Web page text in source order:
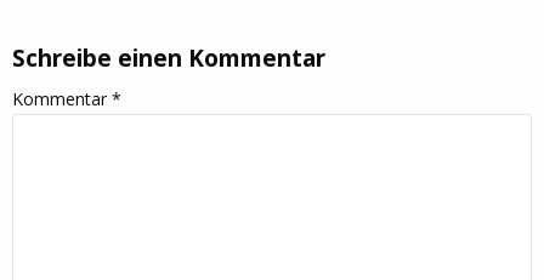
Schreibe einen Kommentar
Kommentar*